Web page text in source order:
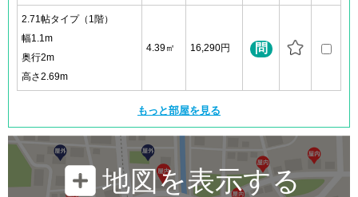
2.71帖タイプ（1階）
幅1.1m
奥行2m
高さ2.69m
4.39㎡ 16,290円 問
もっと部屋を見る
地図を表示する